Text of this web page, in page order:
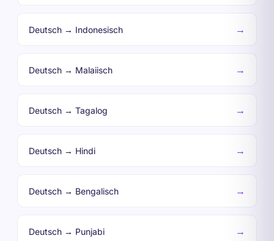
Deutsch → Indonesisch →
Deutsch → Malaiisch →
Deutsch → Tagalog →
Deutsch → Hindi →
Deutsch → Bengalisch →
Deutsch → Punjabi →